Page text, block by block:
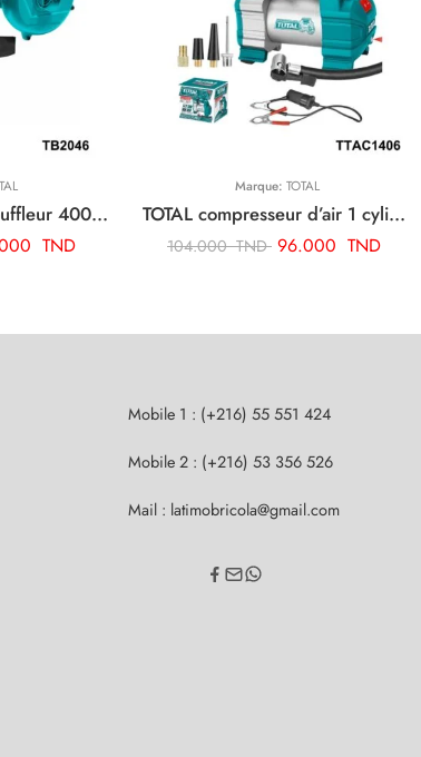
TOTAL aspirateur souffleur 400w TB2046
TND
Marque: TOTAL
TOTAL compresseur d’air 1 cylindre TTAC1406
104.000TND 96.000 TND
Mobile 1 : (+216) 55 551 424
Mobile 2 : (+216) 53 356 526
Mail : latimobricola@gmail.com